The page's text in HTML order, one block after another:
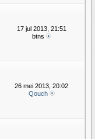
17 jul 2013, 21:51
btns
26 mei 2013, 20:02
Qouch